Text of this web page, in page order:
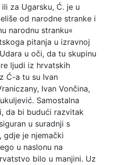
za Ugarsku, Ć. je u
od narodne stranke i
narodnu stranku«
pitanja u izravnoj
u oči, da tu skupinu
ljudi iz hrvatskih
Ć-a tu su Ivan
Ivan Vončina,
Samostalna
da bi budući razvitak
u suradnji s
gdje je njemački
u naslonu na
bilo u manjini. Uz